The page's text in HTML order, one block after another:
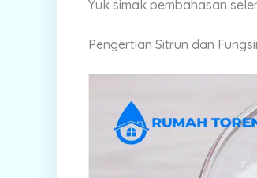
Yuk simak pembahasan
Pengertian Sitrun dan